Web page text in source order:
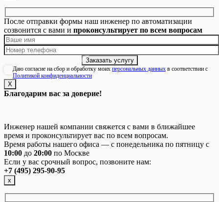
После отправки формы наш инженер по автоматизации
созвонится с вами и проконсультирует по всем вопросам
Даю согласие на сбор и обработку моих персональных данных в соответствии с
Политикой конфиденциальности
Х
Благодарим вас за доверие!
Инженер нашей компании свяжется с вами в ближайшее
время и проконсультирует вас по всем вопросам.
Время работы нашего офиса — с понедельника по пятницу с
10:00 до 20:00 по Москве
Если у вас срочный вопрос, позвоните нам:
+7 (495) 295-90-95
х